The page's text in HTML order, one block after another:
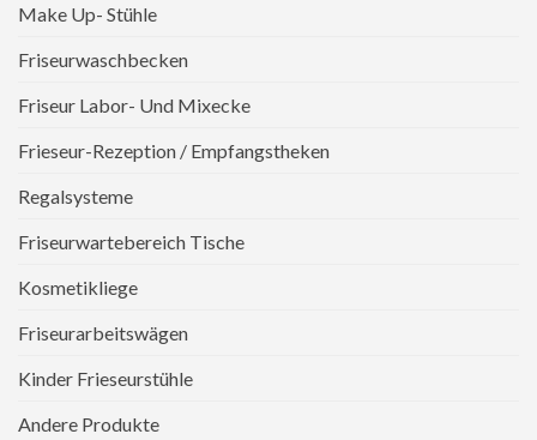
Make Up- Stühle
Friseurwaschbecken
Friseur Labor- Und Mixecke
Frieseur-Rezeption / Empfangstheken
Regalsysteme
Friseurwartebereich Tische
Kosmetikliege
Friseurarbeitswägen
Kinder Frieseurstühle
Andere Produkte